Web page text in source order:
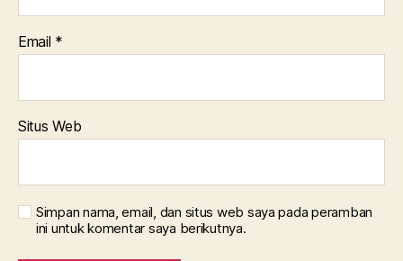
Email *
Situs Web
Simpan nama, email, dan situs web saya pada peramban
ini untuk komentar saya berikutnya.